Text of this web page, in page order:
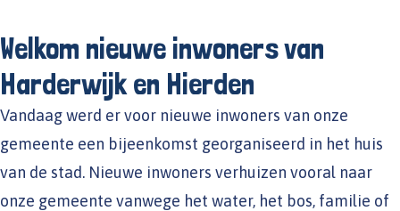
Welkom nieuwe inwoners van
Harderwijk en Hierden
Vandaag werd er voor nieuwe inwoners van onze
gemeente een bijeenkomst georganiseerd in het huis
van de stad. Nieuwe inwoners verhuizen vooral naar
onze gemeente vanwege het water, het bos, familie of